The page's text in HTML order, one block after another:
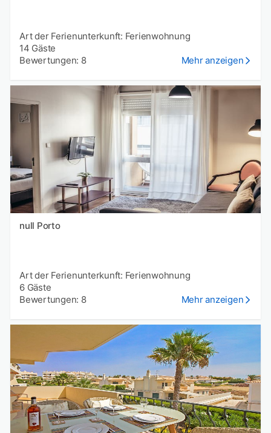
Art der Ferienunterkunft: Ferienwohnung
14 Gäste
Bewertungen: 8
Mehr anzeigen
null Porto
Art der Ferienunterkunft: Ferienwohnung
6 Gäste
Bewertungen: 8
Mehr anzeigen